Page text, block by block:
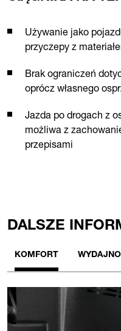
Używanie jako
przyczepy z
Brak ograniczeń
oprócz własnego
Jazda po drogach z
możliwa z
przepisami
DALSZE
KOMFORT